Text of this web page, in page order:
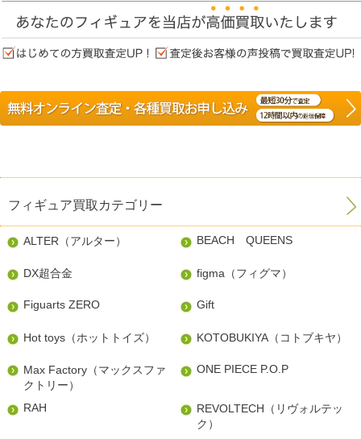
フィギュア買取カテゴリー
ALTER（アルター） BEACH QUEENS
DX超合金 figma（フィグマ）
Figuarts ZERO Gift
Hot toys（ホットトイズ） KOTOBUKIYA（コトブキヤ）
Max Factory（マックスファ
クトリー）
ONE PIECE P.O.P
RAH
REVOLTECH（リヴォルテッ
ク）